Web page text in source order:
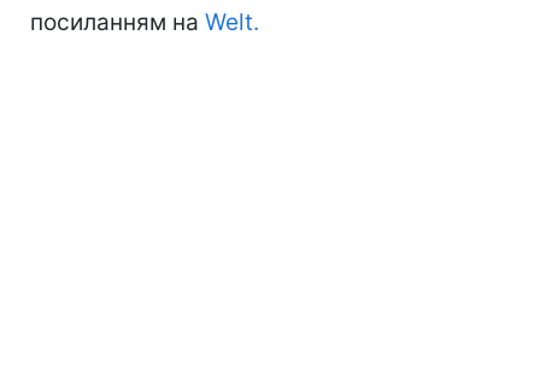
посиланням на Welt.